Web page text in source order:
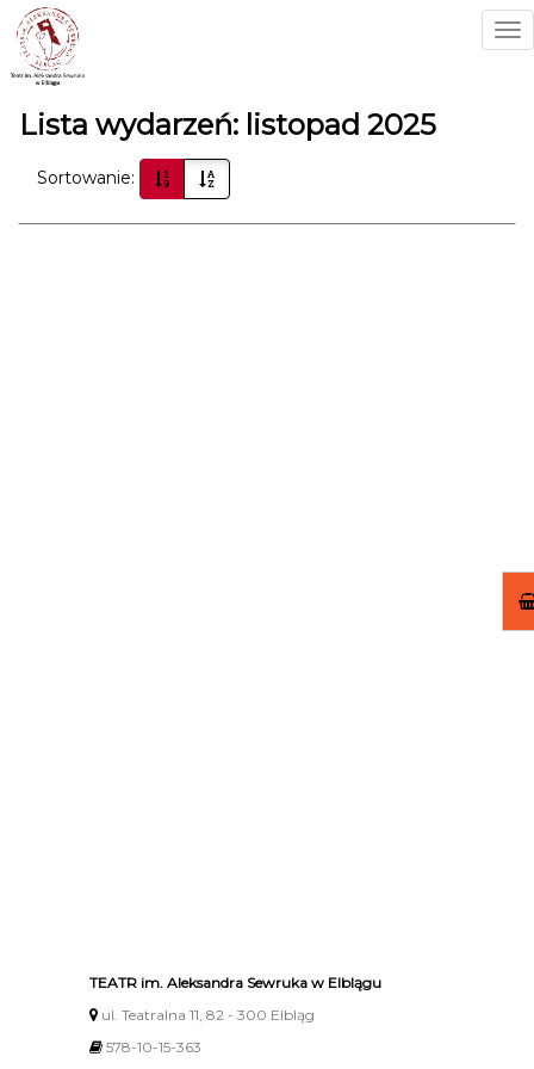
Lista wydarzeń: listopad 2025
Sortowanie:
TEATR im. Aleksandra Sewruka w Elblągu
ul. Teatralna 11, 82 - 300 Elbląg
578-10-15-363